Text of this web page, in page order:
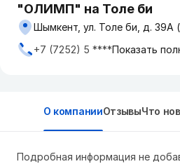
"ОЛИМП" на Толе би
Шымкент, ул. Толе би, д. 39А
+7 (7252) 5 ****Показать
О компанииОтзывыЧто
Подробная информация не